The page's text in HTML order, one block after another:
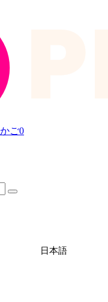
ご0
日本語